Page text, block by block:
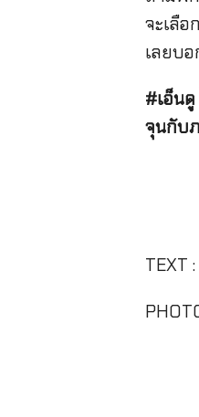
จะเลื
เลยบ
#เอ็น
จุนกับภ
TEXT